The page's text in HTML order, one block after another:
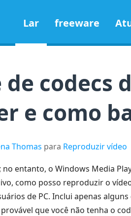
Lar freeware
codecs
e como
Thomas para Reproduzir vídeo
entanto, o Windows Media
como posso reproduzir o
de PC. Inclui apenas
que você não tenha o